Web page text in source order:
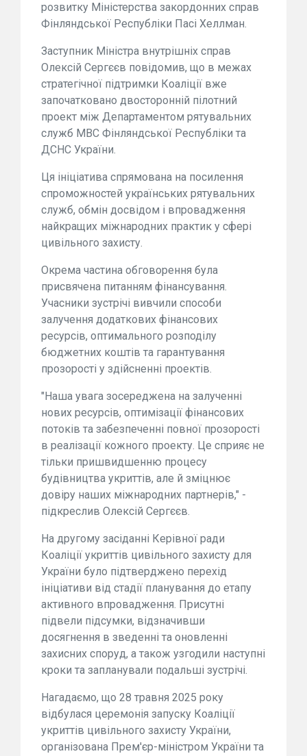
розвитку Міністерства закордонних справ
Фінляндської Республіки Пасі Хеллман.
Заступник Міністра внутрішніх справ
Олексій Сергєєв повідомив, що в межах
стратегічної підтримки Коаліції вже
започатковано двосторонній пілотний
проект між Департаментом рятувальних
служб МВС Фінляндської Республіки та
ДСНС України.
Ця ініціатива спрямована на посилення
спроможностей українських рятувальних
служб, обмін досвідом і впровадження
найкращих міжнародних практик у сфері
цивільного захисту.
Окрема частина обговорення була
присвячена питанням фінансування.
Учасники зустрічі вивчили способи
залучення додаткових фінансових
ресурсів, оптимального розподілу
бюджетних коштів та гарантування
прозорості у здійсненні проектів.
"Наша увага зосереджена на залученні
нових ресурсів, оптимізації фінансових
потоків та забезпеченні повної прозорості
в реалізації кожного проекту. Це сприяє не
тільки пришвидшенню процесу
будівництва укриттів, але й зміцнює
довіру наших міжнародних партнерів," -
підкреслив Олексій Сергєєв.
На другому засіданні Керівної ради
Коаліції укриттів цивільного захисту для
України було підтверджено перехід
ініціативи від стадії планування до етапу
активного впровадження. Присутні
підвели підсумки, відзначивши
досягнення в зведенні та оновленні
захисних споруд, а також узгодили наступні
кроки та запланували подальші зустрічі.
Нагадаємо, що 28 травня 2025 року
відбулася церемонія запуску Коаліції
укриттів цивільного захисту України,
організована Прем'єр-міністром України та